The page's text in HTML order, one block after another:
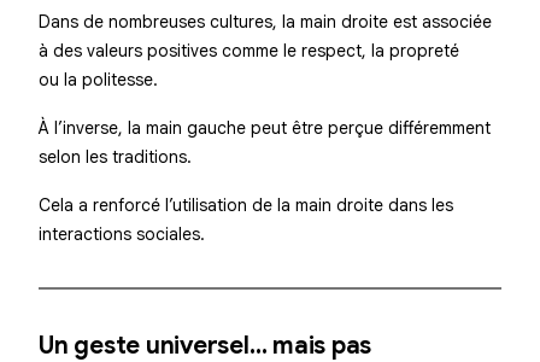
Dans de nombreuses cultures, la main droite est associée
à des valeurs positives comme le respect, la propreté
ou la politesse.
À l’inverse, la main gauche peut être perçue différemment
selon les traditions.
Cela a renforcé l’utilisation de la main droite dans les
interactions sociales.
Un geste universel… mais pas